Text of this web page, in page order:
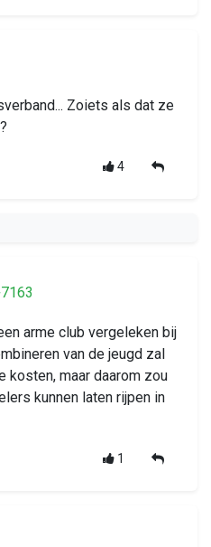
Zoiets als dat ze
4
arme club vergeleken bij
van de jeugd zal
kosten, maar daarom zou
kunnen laten rijpen in
1